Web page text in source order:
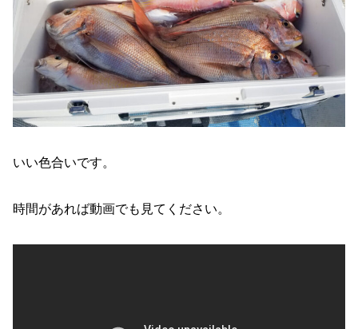
いい色合いです。
時間があれば動画でも見てください。